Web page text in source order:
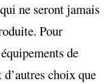
ne seront jamais
Pour
de
choix que